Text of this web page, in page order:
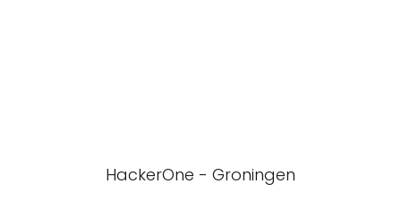
HackerOne - Groningen